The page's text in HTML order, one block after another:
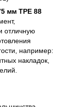
мм TPE 88
отличную
например:
накладок,